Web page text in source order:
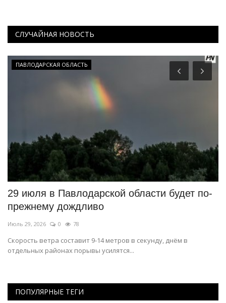
СЛУЧАЙНАЯ НОВОСТЬ
ПАВЛОДАРСКАЯ ОБЛАСТЬ
29 июля в Павлодарской области будет по-
прежнему дождливо
Июль 29, 2026 0 78
Скорость ветра составит 9-14 метров в секунду, днём в
отдельных районах порывы усилятся...
ПОПУЛЯРНЫЕ ТЕГИ